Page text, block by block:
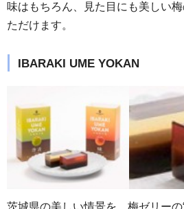
味はもちろん、見た目にも美しい
ただけます。
IBARAKI UME YOKAN